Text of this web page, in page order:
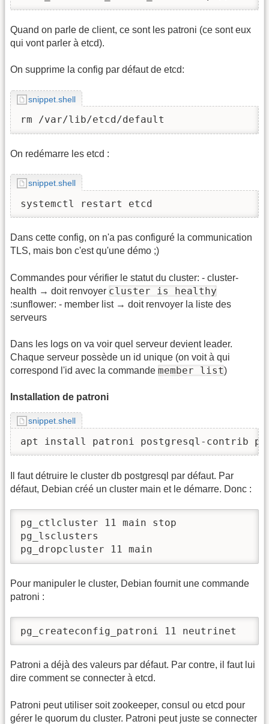
Quand on parle de client, ce sont les patroni (ce sont eux
qui vont parler à etcd).
On supprime la config par défaut de etcd:
snippet.shell
rm /var/lib/etcd/default
On redémarre les etcd :
snippet.shell
systemctl restart etcd
Dans cette config, on n'a pas configuré la communication
TLS, mais bon c'est qu'une démo ;)
Commandes pour vérifier le statut du cluster: - cluster-
health → doit renvoyer cluster is healthy
:sunflower: - member list → doit renvoyer la liste des
serveurs
Dans les logs on va voir quel serveur devient leader.
Chaque serveur possède un id unique (on voit à qui
correspond l'id avec la commande member list)
Installation de patroni
snippet.shell
apt install patroni postgresql-contrib
Il faut détruire le cluster db postgresql par défaut. Par
défaut, Debian créé un cluster main et le démarre. Donc :
pg_ctlcluster 11 main stop
pg_lsclusters
pg_dropcluster 11 main
Pour manipuler le cluster, Debian fournit une commande
patroni :
pg_createconfig_patroni 11 neutrinet
Patroni a déjà des valeurs par défaut. Par contre, il faut lui
dire comment se connecter à etcd.
Patroni peut utiliser soit zookeeper, consul ou etcd pour
gérer le quorum du cluster. Patroni peut juste se connecter